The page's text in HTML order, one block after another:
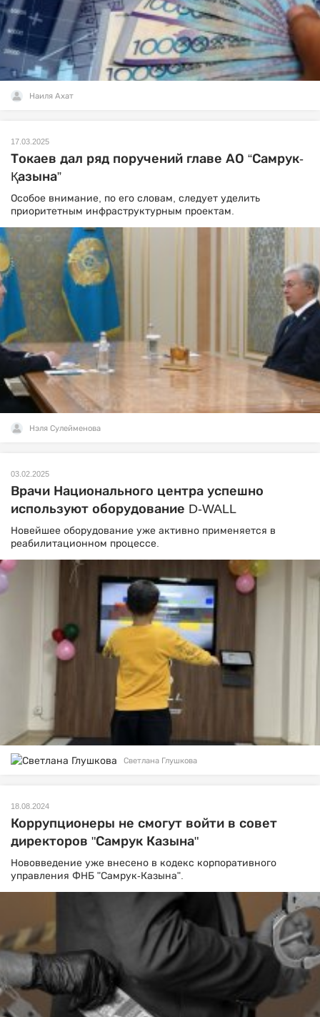
Наиля Ахат
17.03.2025
Токаев дал ряд поручений главе АО “Самрук-
Қазына”
Особое внимание, по его словам, следует уделить
приоритетным инфраструктурным проектам.
Нэля Сулейменова
03.02.2025
Врачи Национального центра успешно
используют оборудование D-WALL
Новейшее оборудование уже активно применяется в
реабилитационном процессе.
Светлана Глушкова
18.08.2024
Коррупционеры не смогут войти в совет
директоров "Самрук Казына"
Нововведение уже внесено в кодекс корпоративного
управления ФНБ "Самрук-Казына".